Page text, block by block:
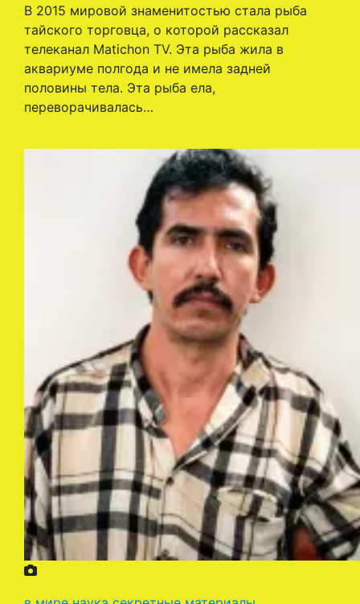
В 2015 мировой знаменитостью стала рыба
тайского торговца, о которой рассказал
телеканал Matichon TV. Эта рыба жила в
аквариуме полгода и не имела задней
половины тела. Эта рыба ела,
переворачивалась…